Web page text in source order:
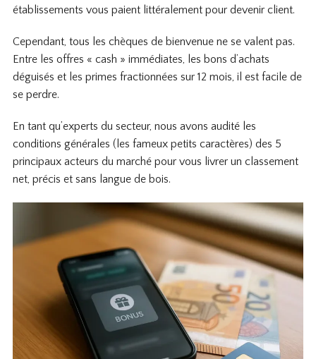
établissements vous paient littéralement pour devenir client.
Cependant, tous les chèques de bienvenue ne se valent pas.
Entre les offres « cash » immédiates, les bons d’achats
déguisés et les primes fractionnées sur 12 mois, il est facile de
se perdre.
En tant qu’experts du secteur, nous avons audité les
conditions générales (les fameux petits caractères) des 5
principaux acteurs du marché pour vous livrer un classement
net, précis et sans langue de bois.